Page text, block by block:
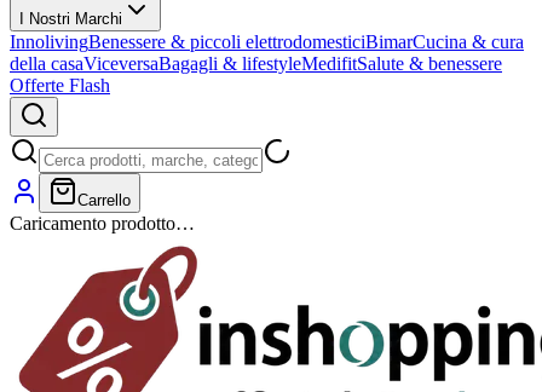
I Nostri Marchi
InnolivingBenessere & piccoli elettrodomesticiBimarCucina & cura
della casaViceversaBagagli & lifestyleMedifitSalute & benessere
Offerte Flash
Carrello
Caricamento prodotto…